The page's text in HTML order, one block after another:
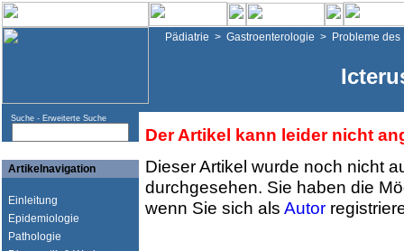
Pädiatrie > Gastroenterologie > Probleme
Suche - Erweiterte Suche
Artikelnavigation
Einleitung
Epidemiologie
Pathologie
Der Artikel kann leider nicht
Dieser Artikel wurde noch nicht
durchgesehen. Sie haben die
wenn Sie sich als Autor